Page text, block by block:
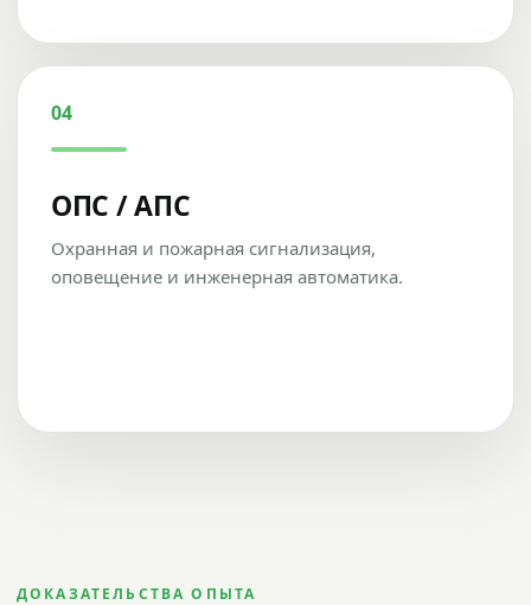
04
ОПС / АПС
Охранная и пожарная сигнализация,
оповещение и инженерная автоматика.
ДОКАЗАТЕЛЬСТВА ОПЫТА